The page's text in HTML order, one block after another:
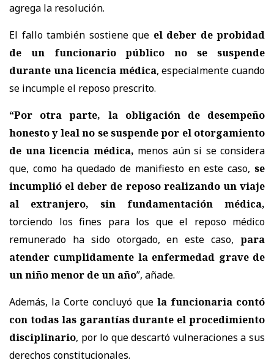
agrega la resolución.
El fallo también sostiene que el deber de probidad
de un funcionario público no se suspende
durante una licencia médica, especialmente cuando
se incumple el reposo prescrito.
“Por otra parte, la obligación de desempeño
honesto y leal no se suspende por el otorgamiento
de una licencia médica, menos aún si se considera
que, como ha quedado de manifiesto en este caso, se
incumplió el deber de reposo realizando un viaje
al extranjero, sin fundamentación médica,
torciendo los fines para los que el reposo médico
remunerado ha sido otorgado, en este caso, para
atender cumplidamente la enfermedad grave de
un niño menor de un año”, añade.
Además, la Corte concluyó que la funcionaria contó
con todas las garantías durante el procedimiento
disciplinario, por lo que descartó vulneraciones a sus
derechos constitucionales.